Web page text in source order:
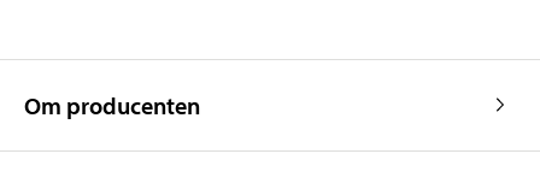
Om producenten